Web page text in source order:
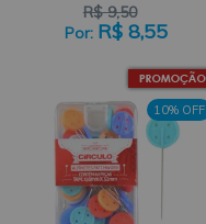
R$ 9,50
R$ 8,55
10% OFF